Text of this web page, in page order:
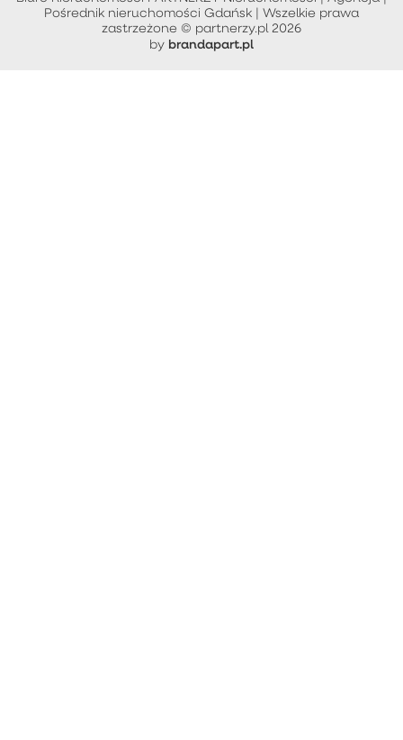
Pośrednik nieruchomości Gdańsk | Wszelkie prawa
zastrzeżone © partnerzy.pl 2026
by brandapart.pl